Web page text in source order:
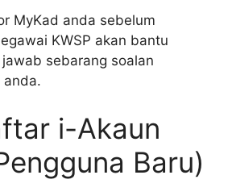
MyKad anda sebelum
KWSP akan bantu
sebarang soalan
anda.
i-Akaun
Baru)